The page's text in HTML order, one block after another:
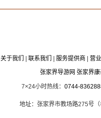
关于我们 联系我们 服务提供商
营
张家界导游网 张家界
7×24小时热线： 0744-
地址：张家界市教场路275号